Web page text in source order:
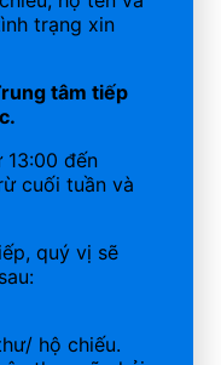
trạng xin
tâm tiếp
đến
cuối tuần và
quý vị sẽ
hộ chiếu.